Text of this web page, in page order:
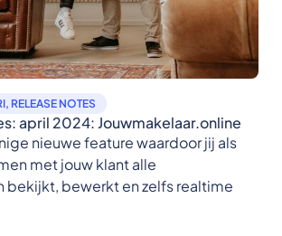
, RELEASE NOTES
april 2024: Jouwmakelaar.online
nieuwe feature waardoor jij als
met jouw klant alle
bekijkt, bewerkt en zelfs realtime